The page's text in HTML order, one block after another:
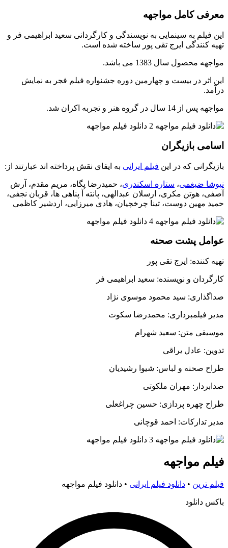
معرفی کامل مواجهه
این فیلم به سینمایی به نویسندگی و کارگردانی سعید ابراهیمی فر و
تهیه کنندگی ایرج تقی پور ساخته شده است.
مواجهه محصول سال 1383 می باشد.
این اثر در بیست و چهارمین دوره جشنواره فیلم فجر به نمایش
درآمد.
مواجهه پس از 14 سال در گروه هنر و تجربه اکران شد.
اسامی بازیگران
بازیگرانی که در این فیلم ایرانی به ایفای نقش پرداخته اند عبارتند از:
نیوشا ضیغمی، ستاره اسکندری، حمیدرضا پگاه، مریم مقدم، آرش
آصفی، هوتن مکری، ارسلان عبدالهی، پانته آ پناهی ها، قربان نجفی،
حمید مهین دوست، تینا چرخچیان، هادی میرزایی، اردشیر کاظمی
عوامل پشت صحنه
تهیه کننده: ایرج تقی پور
کارگردان و نویسنده: سعید ابراهیمی فر
صداگذاری: سید محمود موسوی نژاد
مدیر فیلمبرداری: محمدرضا سکوت
موسیقی متن: سعید شهرام
تدوین: عادل یراقی
طراح صحنه و لباس: شیوا رشیدیان
صدابردار: مهران ملکوتی
طراح چهره پردازی: حسین چراغعلی
مدیر تدارکات: احمد قوچانی
فیلم مواجهه
فیلم ترین • دانلود فیلم ایرانی • دانلود فیلم مواجهه
باکس دانلود